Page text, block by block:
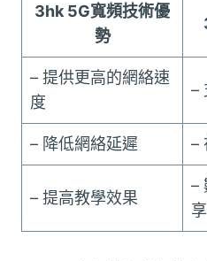
3hk 5G寬頻技術優
勢
– 提供更高的網絡速
度
–
– 降低網絡延遲 –
– 提高教學效果
–
享